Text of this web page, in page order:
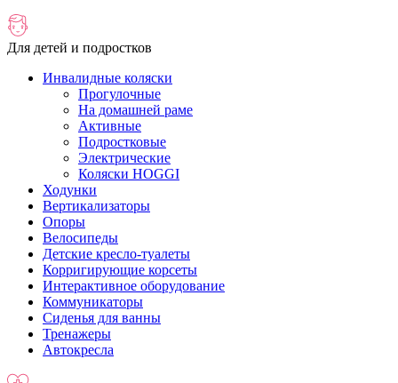
Для детей и подростков
Инвалидные коляски
Прогулочные
На домашней раме
Активные
Подростковые
Электрические
Коляски HOGGI
Ходунки
Вертикализаторы
Опоры
Велосипеды
Детские кресло-туалеты
Корригирующие корсеты
Интерактивное оборудование
Коммуникаторы
Сиденья для ванны
Тренажеры
Автокресла